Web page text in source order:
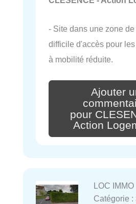
- Site dans une zone
difficile d'accès pour
à mobilité réduite.
Ajouter
pour
Action
LOC IMMO
Catégorie :